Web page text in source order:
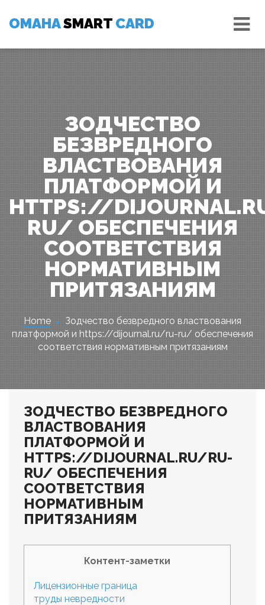
content
OMAHASMART CARD
ЗОДЧЕСТВО
БЕЗВРЕДНОГО
ВЛАСТВОВАНИЯ
ПЛАТФОРМОЙ И
HTTPS://
RU/ ОБЕСПЕЧЕНИЯ
СООТВЕТСТВИЯ
НОРМАТИВНЫМ
ПРИТЯЗАНИЯМ
Home
Зодчество безвредного властвования
платформой и https://dijournal.ru/ru-ru/ обеспечения
соответствия нормативным притязаниям
ЗОДЧЕСТВО БЕЗВРЕДНОГО
ВЛАСТВОВАНИЯ
ПЛАТФОРМОЙ И
HTTPS://DIJOURNAL.RU/RU-
RU/ ОБЕСПЕЧЕНИЯ
СООТВЕТСТВИЯ
НОРМАТИВНЫМ
ПРИТЯЗАНИЯМ
Контент-заметки
Лицензионные граница
труды невредности